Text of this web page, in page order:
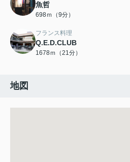
魚哲
698ｍ（9分）
フランス料理
Q.E.D.CLUB
1678ｍ（21分）
地図